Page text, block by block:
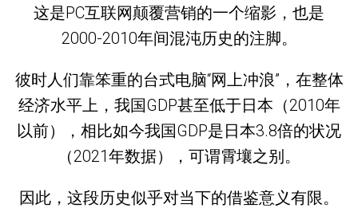
这是PC互联网颠覆营销的一个缩影，也是
2000-2010年间混沌历史的注脚。
彼时人们靠笨重的台式电脑“网上冲浪”，在整体
经济水平上，我国GDP甚至低于日本（2010年
以前），相比如今我国GDP是日本3.8倍的状况
（2021年数据），可谓霄壤之别。
因此，这段历史似乎对当下的借鉴意义有限。